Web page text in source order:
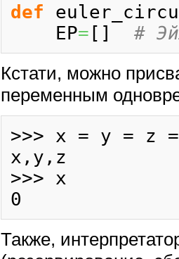
def
    EP
= [ ]
#
Кстати, можно
переменным
>>> x = y = z =
x,y,z
>>> x
Также,